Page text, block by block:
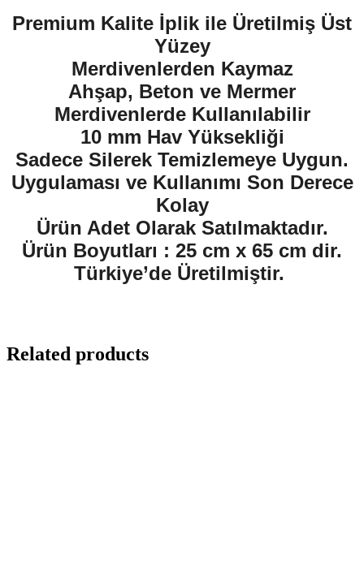
Premium Kalite İplik ile Üretilmiş Üst
Yüzey
Merdivenlerden Kaymaz
Ahşap, Beton ve Mermer
Merdivenlerde Kullanılabilir
10 mm Hav Yüksekliği
Sadece Silerek Temizlemeye Uygun.
Uygulaması ve Kullanımı Son Derece
Kolay
Ürün Adet Olarak Satılmaktadır.
Ürün Boyutları : 25 cm x 65 cm dir.
Türkiye’de Üretilmiştir.
Related products